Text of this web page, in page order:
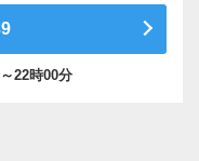
22時00分